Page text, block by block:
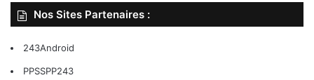
Nos Sites Partenaires :
243Android
PPSSPP243